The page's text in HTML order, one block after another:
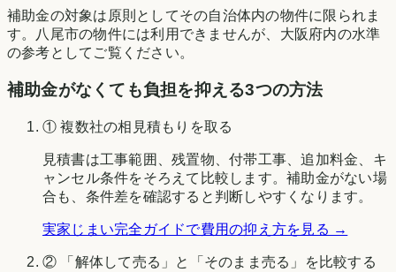
補助金の対象は原則としてその自治体内の物件に限られま
す。 八尾市の物件には利用できませんが、 大阪府内の水準
の参考としてご覧ください。
補助金がなくても負担を抑える3つの方法
① 複数社の相見積もりを取る
見積書は工事範囲、残置物、付帯工事、追加料金、キ
ャンセル条件をそろえて比較します。補助金がない場
合も、条件差を確認すると判断しやすくなります。
実家じまい完全ガイドで費用の抑え方を見る →
② 「解体して売る」と「そのまま売る」を比較する